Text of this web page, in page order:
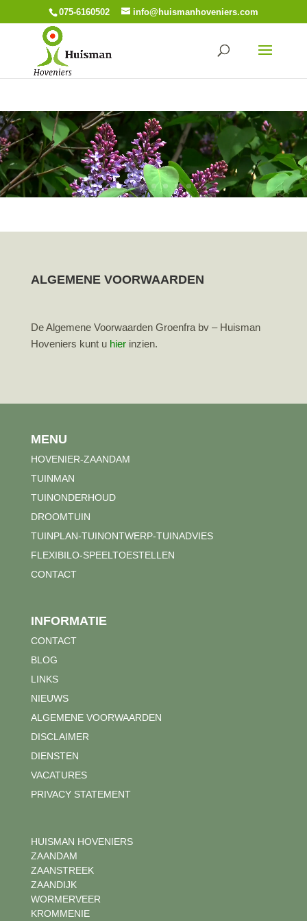
075-6160502 info@huismanhoveniers.com
Video
Player
ALGEMENE VOORWAARDEN
De Algemene Voorwaarden Groenfra bv – Huisman
Hoveniers kunt u hierinzien.
MENU
HOVENIER-ZAANDAM
TUINMAN
TUINONDERHOUD
DROOMTUIN
TUINPLAN-TUINONTWERP-TUINADVIES
FLEXIBILO-SPEELTOESTELLEN
CONTACT
INFORMATIE
CONTACT
BLOG
LINKS
NIEUWS
ALGEMENE VOORWAARDEN
DISCLAIMER
DIENSTEN
VACATURES
PRIVACY STATEMENT
HUISMAN HOVENIERS
ZAANDAM
ZAANSTREEK
ZAANDIJK
WORMERVEER
KROMMENIE